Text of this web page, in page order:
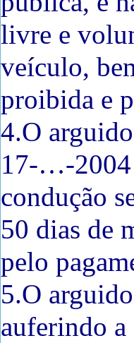
livre e
veículo,
proibida e
4.O
17-…-2004
condução
50 dias de
pelo
5.O
auferindo